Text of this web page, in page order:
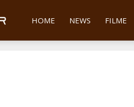
Filmfutter
HOME NEWS FILME